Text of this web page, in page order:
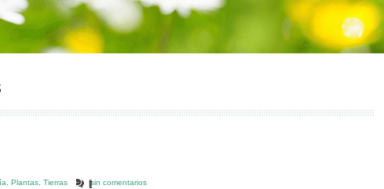
Plantas Tierras sin comentarios